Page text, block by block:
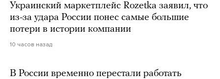
Украинский маркетплейс Rozetka заявил, что
из-за удара России понес самые большие
потери в истории компании
10 часов назад
В России временно перестали работать